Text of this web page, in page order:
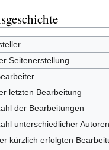
Seitenerstellung
letzten Bearbeitung
der Bearbeitungen
unterschiedlicher Autoren
kürzlich erfolgten